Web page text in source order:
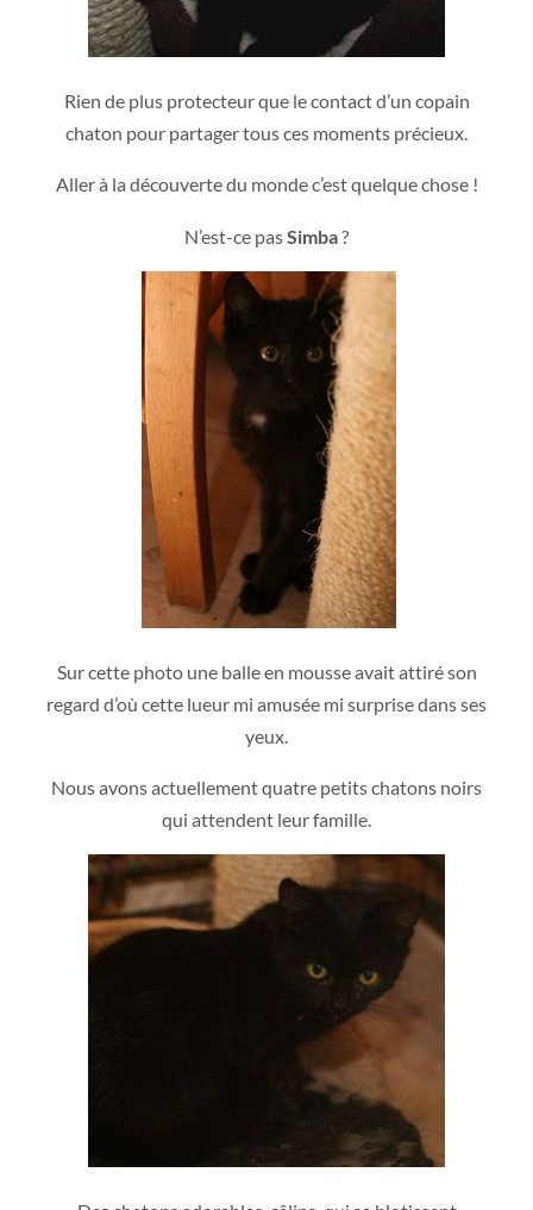
Rien de plus protecteur que le contact d’un copain
chaton pour partager tous ces moments précieux.
Aller à la découverte du monde c’est quelque chose !
N’est-ce pasSimba?
Sur cette photo une balle en mousse avait attiré son
regard d’où cette lueur mi amusée mi surprise dans ses
yeux.
Nous avons actuellement quatre petits chatons noirs
qui attendent leur famille.